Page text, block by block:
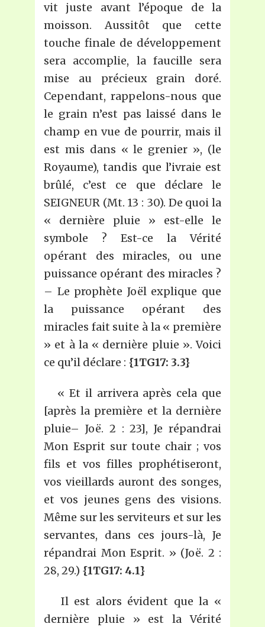
vit juste avant l’époque de la
moisson. Aussitôt que cette
touche finale de développement
sera accomplie, la faucille sera
mise au précieux grain doré.
Cependant, rappelons-nous que
le grain n’est pas laissé dans le
champ en vue de pourrir, mais il
est mis dans « le grenier », (le
Royaume), tandis que l’ivraie est
brûlé, c’est ce que déclare le
SEIGNEUR (Mt. 13 : 30). De quoi la
« dernière pluie » est-elle le
symbole ? Est-ce la Vérité
opérant des miracles, ou une
puissance opérant des miracles ?
– Le prophète Joël explique que
la puissance opérant des
miracles fait suite à la « première
» et à la « dernière pluie ». Voici
ce qu’il déclare : {1TG17: 3.3}
« Et il arrivera après cela que
[après la première et la dernière
pluie– Joë. 2 : 23], Je répandrai
Mon Esprit sur toute chair ; vos
fils et vos filles prophétiseront,
vos vieillards auront des songes,
et vos jeunes gens des visions.
Même sur les serviteurs et sur les
servantes, dans ces jours-là, Je
répandrai Mon Esprit. » (Joë. 2 :
28, 29.) {1TG17: 4.1}
Il est alors évident que la «
dernière pluie » est la Vérité